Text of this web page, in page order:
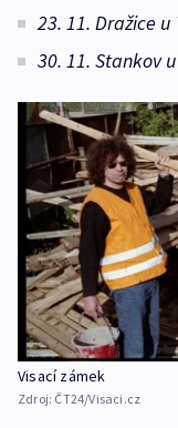
23. 11. Dražice u
30. 11. Stankov
Visací zámek
Zdroj: ČT24/Visaci.cz